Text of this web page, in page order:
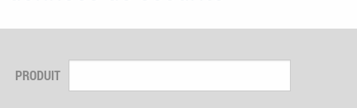
PRODUIT